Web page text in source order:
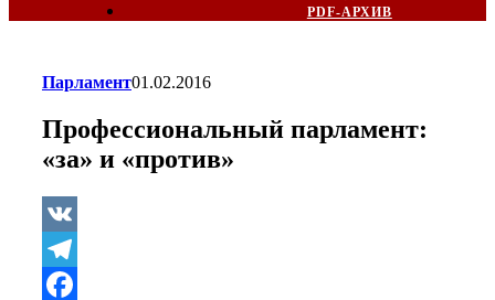
PDF-АРХИВ
Парламент01.02.2016
Профессиональный парламент:
«за» и «против»
VK
Telegram